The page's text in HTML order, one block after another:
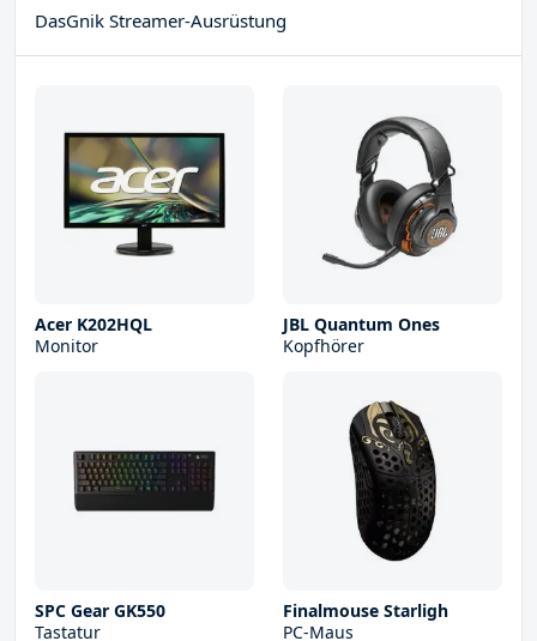
DasGnik Streamer-Ausrüstung
Acer K202HQL
Monitor
JBL Quantum Ones
Kopfhörer
SPC Gear GK550
Tastatur
Finalmouse Starligh
PC-Maus